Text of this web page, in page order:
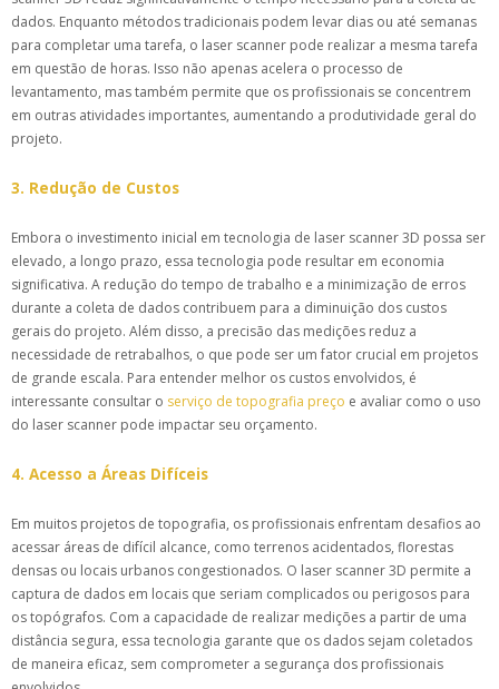
dados. Enquanto métodos tradicionais podem levar dias ou até semanas
para completar uma tarefa, o laser scanner pode realizar a mesma tarefa
em questão de horas. Isso não apenas acelera o processo de
levantamento, mas também permite que os profissionais se concentrem
em outras atividades importantes, aumentando a produtividade geral do
projeto.
3. Redução de Custos
Embora o investimento inicial em tecnologia de laser scanner 3D possa ser
elevado, a longo prazo, essa tecnologia pode resultar em economia
significativa. A redução do tempo de trabalho e a minimização de erros
durante a coleta de dados contribuem para a diminuição dos custos
gerais do projeto. Além disso, a precisão das medições reduz a
necessidade de retrabalhos, o que pode ser um fator crucial em projetos
de grande escala. Para entender melhor os custos envolvidos, é
interessante consultar o serviço de topografia preço e avaliar como o uso
do laser scanner pode impactar seu orçamento.
4. Acesso a Áreas Difíceis
Em muitos projetos de topografia, os profissionais enfrentam desafios ao
acessar áreas de difícil alcance, como terrenos acidentados, florestas
densas ou locais urbanos congestionados. O laser scanner 3D permite a
captura de dados em locais que seriam complicados ou perigosos para
os topógrafos. Com a capacidade de realizar medições a partir de uma
distância segura, essa tecnologia garante que os dados sejam coletados
de maneira eficaz, sem comprometer a segurança dos profissionais